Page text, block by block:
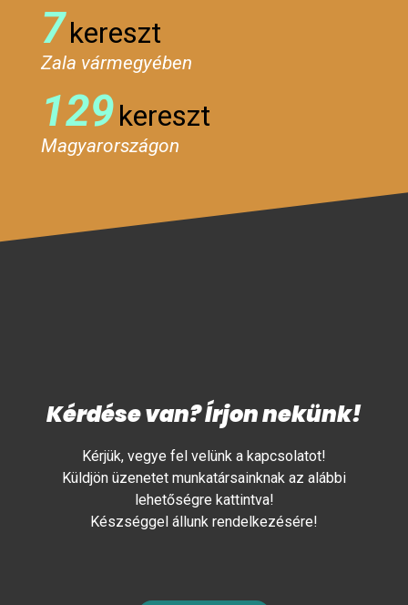
7kereszt
Zala vármegyében
129kereszt
Magyarországon
Kérdése van? Írjon nekünk!
Kérjük, vegye fel velünk a kapcsolatot!
Küldjön üzenetet munkatársainknak az alábbi
lehetőségre kattintva!
Készséggel állunk rendelkezésére!